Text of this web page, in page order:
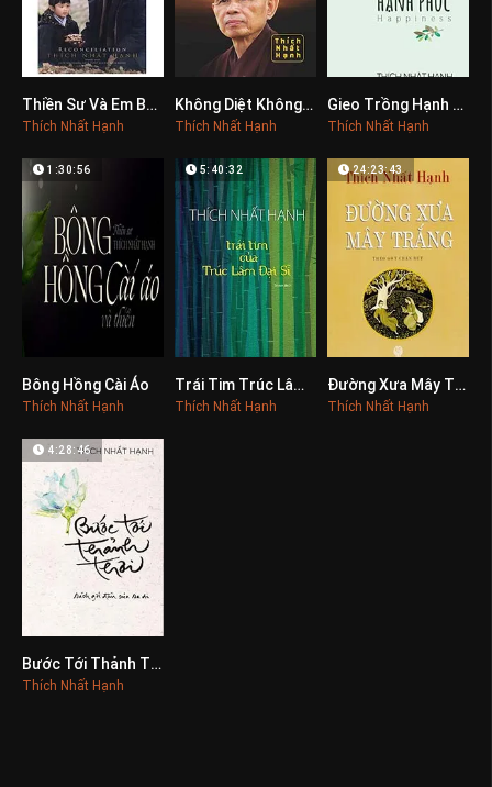
0
Thiền Sư Và Em Bé 5 Tuổi
Thích Nhất Hạnh
0Không Diệt Không Sinh Đừng Sợ Hãi
Thích Nhất Hạnh
0
Gieo Trồng Hạnh Phúc
Thích Nhất Hạnh
0
1:30:56
Bông Hồng Cài Áo
Thích Nhất Hạnh
0
5:40:32
Trái Tim Trúc Lâm Đại Sĩ
Thích Nhất Hạnh
0
24:23:43
Đường Xưa Mây Trắng
Thích Nhất Hạnh
0
4:28:46
Bước Tới Thảnh Thơi
Thích Nhất Hạnh